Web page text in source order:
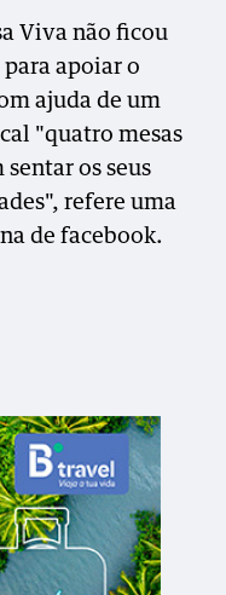
Viva não ficou
apoiar o
ajuda de um
"quatro mesas
sentar os seus
refere uma
de facebook.